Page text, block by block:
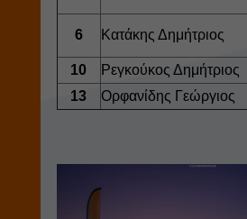
6 Κατάκης Δημήτριος
10 Ρεγκούκος Δημήτριος
13
Ορφανίδης Γεώργιος